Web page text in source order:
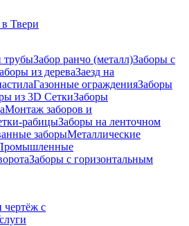
Твери
трубыЗабор ранчо (металл)Заборы с
из дереваЗаезд на
Газонные огражденияЗаборы
из 3D СеткиЗаборы
Монтаж заборов и
рабицыЗаборы на ленточном
заборыМеталлические
Заборы с горизонтальным
с